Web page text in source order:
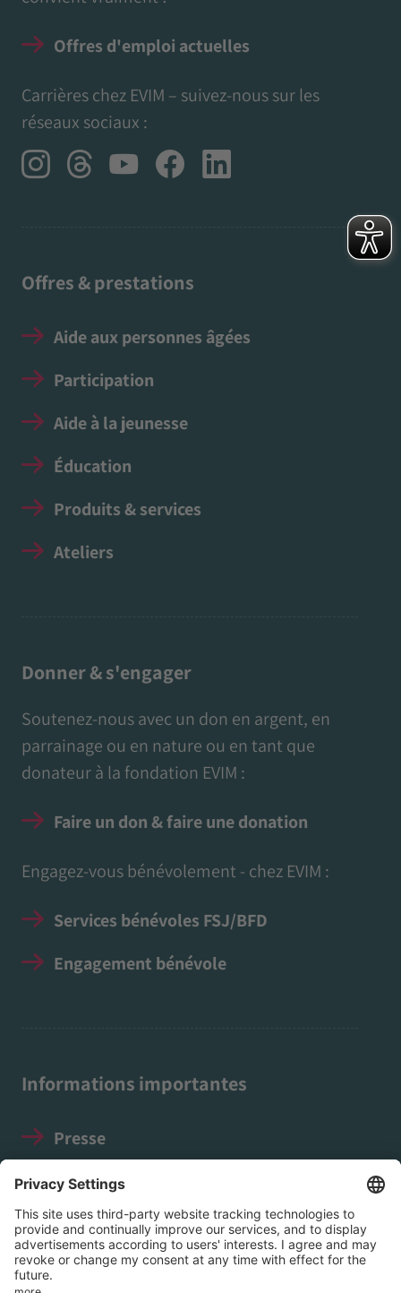
Offres d'emploi actuelles
Carrières chez EVIM – suivez-nous sur les
réseaux sociaux :
Offres & prestations
Aide aux personnes âgées
Participation
Aide à la jeunesse
Éducation
Produits & services
Ateliers
Donner & s'engager
Soutenez-nous avec un don en argent, en
parrainage ou en nature ou en tant que
donateur à la fondation EVIM :
Faire un don & faire une donation
Engagez-vous bénévolement - chez EVIM :
Services bénévoles FSJ/BFD
Engagement bénévole
Informations importantes
Presse
Mentions légales
Protection des données
Directives relatives aux médias